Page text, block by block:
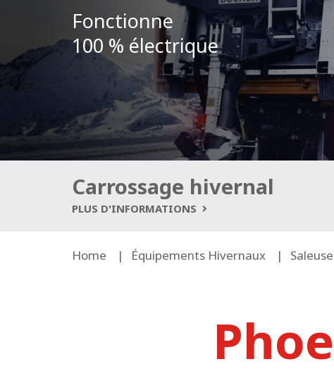
Fonctionne
100 % électrique
Carrossage hivernal
PLUS D'INFORMATIONS
Home Équipements Hivernaux